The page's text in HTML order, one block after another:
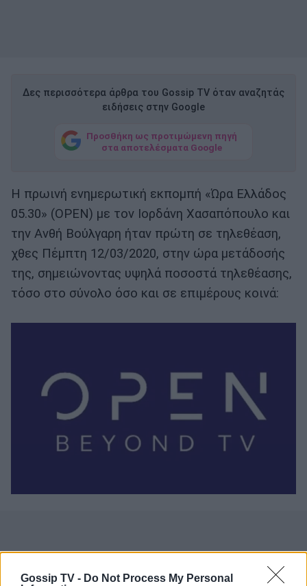
Gossip TV - Do Not Process My Personal
Δες περισσότερα άρθρα του Gossip TV όταν αναζητάς
ειδήσεις στην Google
Προσθήκη ως προτιμώμενη πηγή
στα αποτελέσματα Google
Η πρωινή ενημερωτική εκπομπή «Ώρα Ελλάδος
05.30» (OPEN) με τον Ιορδάνη Χασαπόπουλο και
την Ανθή Βούλγαρη ήταν πρώτη σε τηλεθέαση,
χθες Πέμπτη 12/03/2020, στην ώρα μετάδοσής
της, σημειώνοντας υψηλά ποσοστά τηλεθέασης,
τόσο στο σύνολο όσο και σε επιμέρους κοινά: